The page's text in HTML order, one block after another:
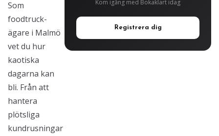
Som
foodtruck-
ägare i Malmö
vet du hur
kaotiska
dagarna kan
bli. Från att
hantera
plötsliga
kundrusningar
Kom igång med Bokaklart idag
Registrera dig